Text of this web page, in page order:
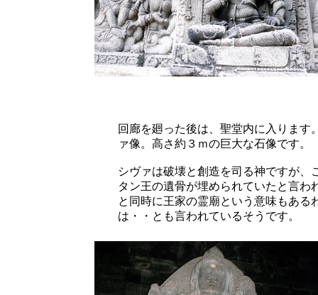
回廊を廻った後は、聖堂内に入りま
ァ像。高さ約３ｍの巨大な石像です。
シヴァは破壊と創造を司る神ですが
タン王の遺骨が埋められていたと言
と同時に王家の霊廟という意味もあ
は・・とも言われているそうです。